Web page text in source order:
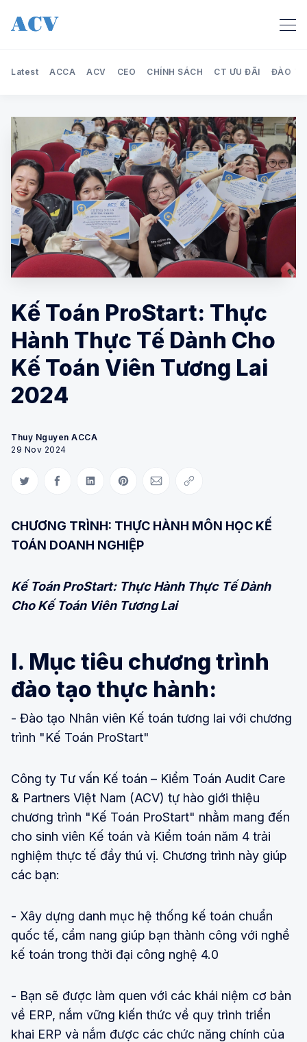
Search Audit Care Việt Nam
Latest ACCA ACV CEO CHÍNH SÁCH CT ƯU ĐÃI ĐÀO
Kế Toán ProStart: Thực
Hành Thực Tế Dành Cho
Kế Toán Viên Tương Lai
2024
Thuy Nguyen ACCA
29 Nov 2024
Share on Twitter
Share on Facebook
Share on LinkedIn
Share on Pinterest
Share via Email
Copy link
CHƯƠNG TRÌNH: THỰC HÀNH MÔN HỌC KẾ
TOÁN DOANH NGHIỆP
Kế Toán ProStart: Thực Hành Thực Tế Dành
Cho Kế Toán Viên Tương Lai
I. Mục tiêu chương trình
đào tạo thực hành:
- Đào tạo Nhân viên Kế toán tương lai với chương
trình "Kế Toán ProStart"
Công ty Tư vấn Kế toán – Kiểm Toán Audit Care
& Partners Việt Nam (ACV) tự hào giới thiệu
chương trình "Kế Toán ProStart" nhằm mang đến
cho sinh viên Kế toán và Kiểm toán năm 4 trải
nghiệm thực tế đầy thú vị. Chương trình này giúp
các bạn:
- Xây dựng danh mục hệ thống kế toán chuẩn
quốc tế, cẩm nang giúp bạn thành công với nghề
kế toán trong thời đại công nghệ 4.0
- Bạn sẽ được làm quen với các khái niệm cơ bản
về ERP, nắm vững kiến thức về quy trình triển
khai ERP và nắm được các chức năng chính của